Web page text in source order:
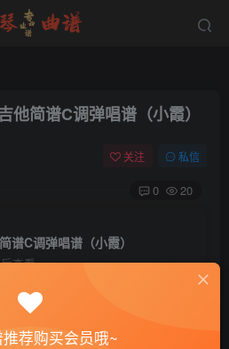
他简谱C调弹唱谱（小霞）
关注 私信
0 20
谱C调弹唱谱（小霞）
查看
会员专属资源
钻石会员
荐购买会员哦~